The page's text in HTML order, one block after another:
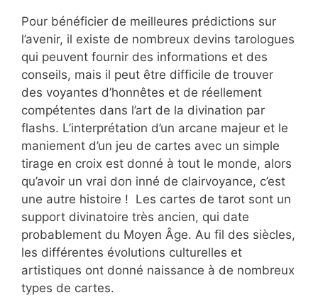
Pour bénéficier de meilleures prédictions sur
l’avenir, il existe de nombreux devins tarologues
qui peuvent fournir des informations et des
conseils, mais il peut être difficile de trouver
des voyantes d’honnêtes et de réellement
compétentes dans l’art de la divination par
flashs. L’interprétation d’un arcane majeur et le
maniement d’un jeu de cartes avec un simple
tirage en croix est donné à tout le monde, alors
qu’avoir un vrai don inné de clairvoyance, c’est
une autre histoire ! Les cartes de tarot sont un
support divinatoire très ancien, qui date
probablement du Moyen Âge. Au fil des siècles,
les différentes évolutions culturelles et
artistiques ont donné naissance à de nombreux
types de cartes.